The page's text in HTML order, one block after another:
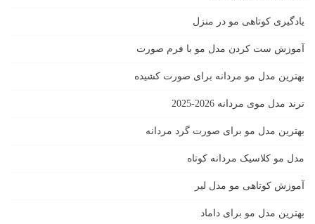
یادگیری كوتاهى مو در منزل
آموزش ست كردن مدل مو با فرم صورت
بهترین مدل مو مردانه برای صورت کشیده
ترند مدل موی مردانه 2026-2025
بهترين مدل مو براى صورت گرد مردانه
مدل مو کلاسیک مردانه کوتاه
آموزش کوتاهی مو مدل لیر
بهترین مدل مو برای داماد